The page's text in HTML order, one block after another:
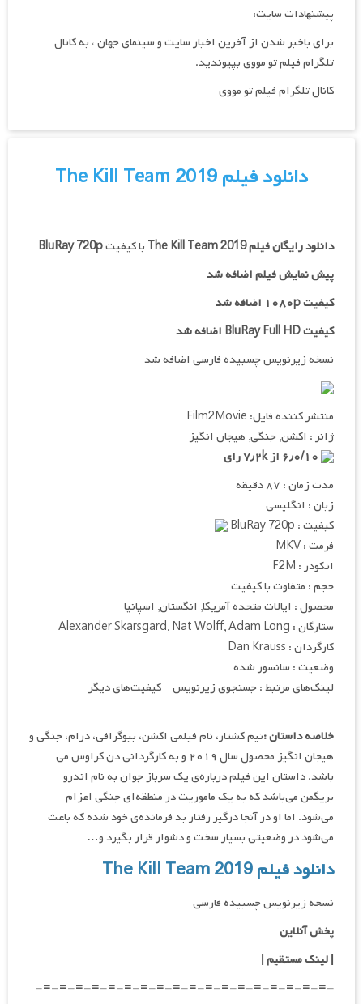
پیشنهادات سایت:
برای باخبر شدن از آخرین اخبار سایت و سینمای جهان ، به کانال
تلگرام فیلم تو مووی بپیوندید.
کانال تلگرام فیلم تو مووی
دانلود فیلم The Kill Team 2019
دانلود رایگان فیلمThe Kill Team 2019 با کیفیتBluRay 720p
پیش نمایش فیلم اضافه شد
کیفیت ۱۰۸۰p اضافه شد
کیفیت BluRay Full HD اضافه شد
نسخه زیرنویس چسبیده فارسی اضافه شد
منتشر کننده فایل: Film2Movie
ژانر : اکشن, جنگی, هیجان انگیز
مدت زمان : ۸۷ دقیقه
زبان : انگلیسی
کیفیت : BluRay 720p
فرمت : MKV
انکودر : F2M
حجم : متفاوت با کیفیت
محصول : ایالات متحده آمریکا, انگستان, اسپانیا
ستارگان : Alexander Skarsgard, Nat Wolff, Adam Long
کارگردان : Dan Krauss
وضعیت : سانسور شده
لینک‌های مرتبط : جستجوی زیرنویس – کیفیت‌های دیگر
خلاصه داستان :تیم کشتار، نام فیلمی اکشن، بیوگرافی، درام، جنگی و
هیجان انگیز محصول سال ۲۰۱۹ و به کارگردانی دن کراوس می
باشد. داستان این فیلم درباره‌ی یک سرباز جوان به نام اندرو
بریگمن می‌باشد که به یک ماموریت در منطقه‌ای جنگی اعزام
می‌شود. اما او در آنجا درگیر رفتار بد فرمانده‌ی خود شده که باعث
می‌شود در وضعیتی بسیار سخت و دشوار قرار بگیرد و…
دانلود فیلم The Kill Team 2019
نسخه زیرنویس چسبیده فارسی
پخش آنلاین
| لینک مستقیم|
-=-=-=-=-=-=-=-=-=-=-=-=-=-=-=-=-=-=-